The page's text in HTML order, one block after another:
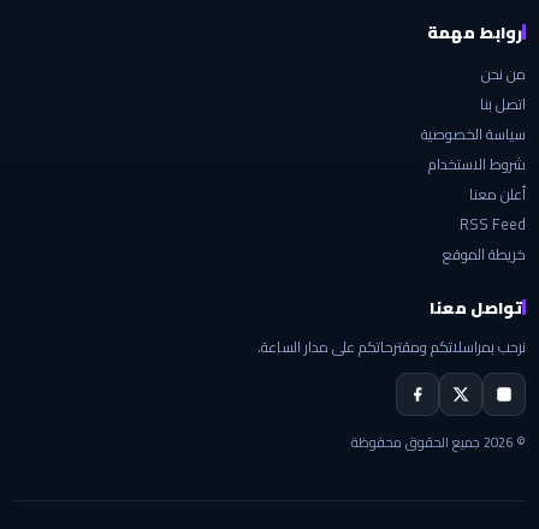
روابط مهمة
من نحن
اتصل بنا
سياسة الخصوصية
شروط الاستخدام
أعلن معنا
RSS Feed
خريطة الموقع
تواصل معنا
نرحب بمراسلاتكم ومقترحاتكم على مدار الساعة.
© 2026 جميع الحقوق محفوظة